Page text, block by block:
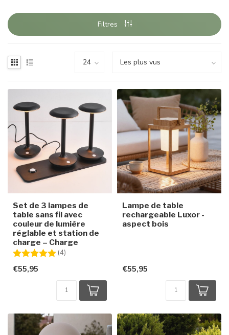
Filtres
Set de 3 lampes de
table sans fil avec
couleur de lumière
réglable et station de
charge – Charge
Note:
(4)
€55,95
Lampe de table
rechargeable Luxor -
aspect bois
€55,95